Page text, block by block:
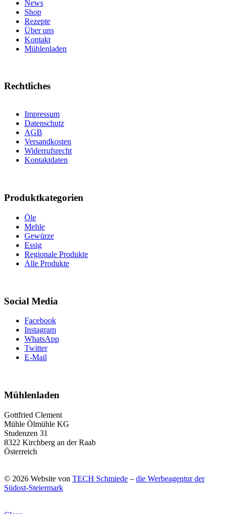
News
Shop
Rezepte
Über uns
Kontakt
Mühlenladen
Rechtliches
Impressum
Datenschutz
AGB
Versandkosten
Widerrufsrecht
Kontaktdaten
Produktkategorien
Öle
Mehle
Gewürze
Essig
Regionale Produkte
Alle Produkte
Social Media
Facebook
Instagram
WhatsApp
Twitter
E-Mail
Mühlenladen
Gottfried Clement
Mühle Ölmühle KG
Studenzen 31
8322 Kirchberg an der Raab
Österreich
© 2026 Website von TECH Schmiede – die Werbeagentur der
Südost-Steiermark